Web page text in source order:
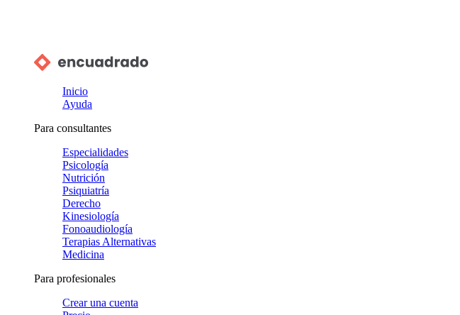
Inicio
Ayuda
Para consultantes
Especialidades
Psicología
Nutrición
Psiquiatría
Derecho
Kinesiología
Fonoaudiología
Terapias Alternativas
Medicina
Para profesionales
Crear una cuenta